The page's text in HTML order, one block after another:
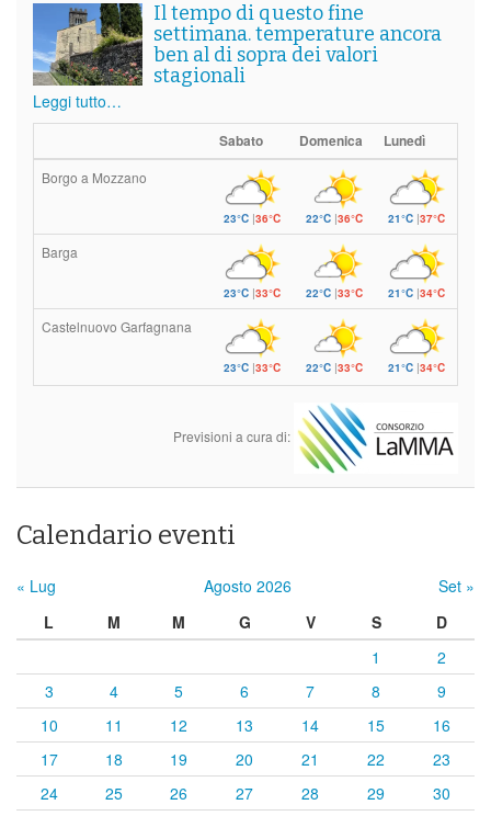
Il tempo di questo fine
settimana. temperature ancora
ben al di sopra dei valori
stagionali
Leggi tutto…
Sabato Domenica Lunedì
Borgo a Mozzano
23°C|36°C 22°C|36°C 21°C |37°C
Barga
23°C|33°C 22°C|33°C 21°C |34°C
Castelnuovo Garfagnana
23°C|33°C 22°C|33°C 21°C |34°C
Previsioni a cura di:
Calendario eventi
« Lug Agosto 2026
Set »
L
M M G V S
D
1
2
3
4 5 6 7 8
9
10
11 12 13 14 15
16
17
18 19 20 21 22
23
24
25 26 27 28 29 30